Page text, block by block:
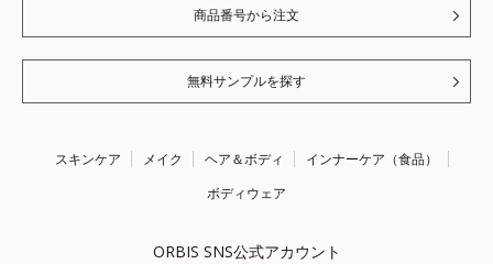
商品番号から注文
無料サンプルを探す
スキンケア メイク ヘア＆ボディ
インナーケア（食品）
ボディウェア
ORBIS SNS公式アカウント